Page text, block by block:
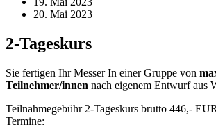
20. Mai 2023
2-Tageskurs
Sie fertigen Ihr Messer In einer Gruppe von
Teilnehmer/innen nach eigenem Entwurf aus
Teilnahmegebühr 2-Tageskurs brutto 446,-
Termine: